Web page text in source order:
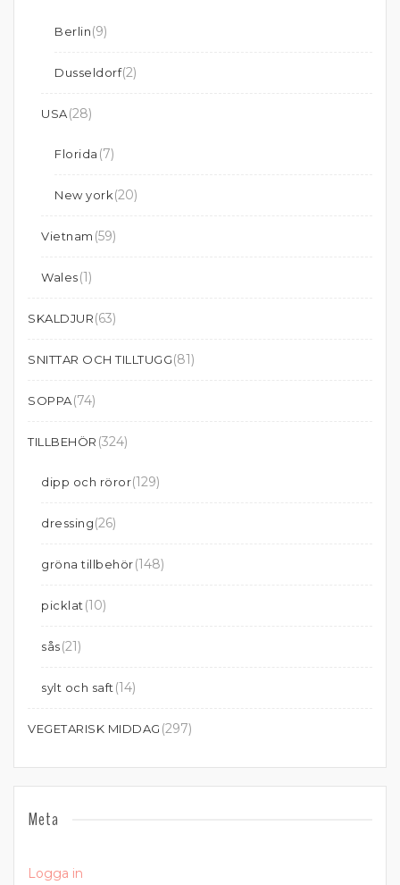
Berlin(9)
Dusseldorf(2)
USA(28)
Florida (7)
New york(20)
Vietnam (59)
Wales(1)
SKALDJUR(63)
SNITTAR OCH TILLTUGG(81)
SOPPA(74)
TILLBEHÖR (324)
dipp och röror(129)
dressing(26)
gröna tillbehör(148)
picklat (10)
sås(21)
sylt och saft (14)
VEGETARISK MIDDAG (297)
Meta
Logga in